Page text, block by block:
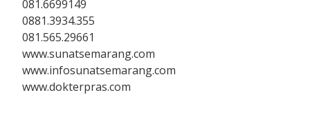
081.6699149
0881.3934.355
081.565.29661
www.sunatsemarang.com
www.infosunatsemarang.com
www.dokterpras.com